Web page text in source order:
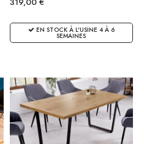
EN STOCK À L'USINE 4 À 6
SEMAINES